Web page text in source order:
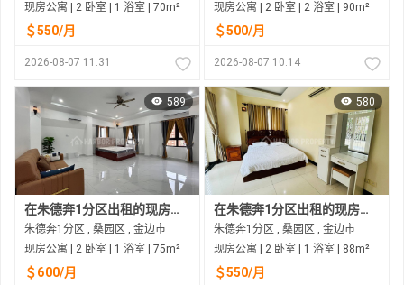
现房公寓 | 2 卧室 | 1 浴室 | 70m²
＄550/月
2026-08-07 11:31
现房公寓 | 2 卧室 | 2 浴室 | 90m²
＄500/月
2026-08-07 10:14
589
在朱德奔1分区出租的现房公寓
朱德奔1分区 , 桑园区 , 金边市
现房公寓 | 2 卧室 | 1 浴室 | 75m²
＄600/月
580
在朱德奔1分区出租的现房公寓
朱德奔1分区 , 桑园区 , 金边市
现房公寓 | 2 卧室 | 1 浴室 | 88m²
＄550/月